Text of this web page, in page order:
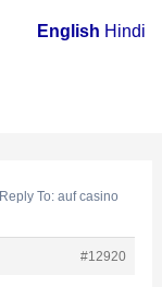
Reply To: auf casino
#12920
English Hindi